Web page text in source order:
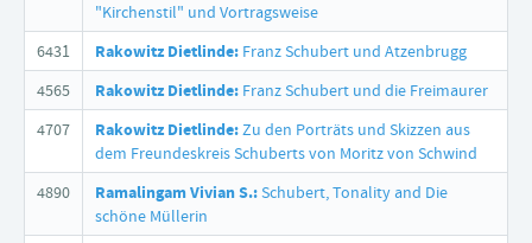
"Kirchenstil" und Vortragsweise
6431
Rakowitz Dietlinde: Franz Schubert und Atzenbrugg
4565
Rakowitz Dietlinde: Franz Schubert und die Freimaurer
4707
Rakowitz Dietlinde:Zu den Porträts und Skizzen aus
dem Freundeskreis Schuberts von Moritz von Schwind
4890
Ramalingam Vivian S.:Schubert, Tonality and Die
schöne Müllerin